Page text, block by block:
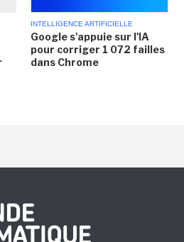
INTELLIGENCE ARTIFICIELLE
Google s'appuie sur l'IA
pour corriger 1 072 failles
dans Chrome